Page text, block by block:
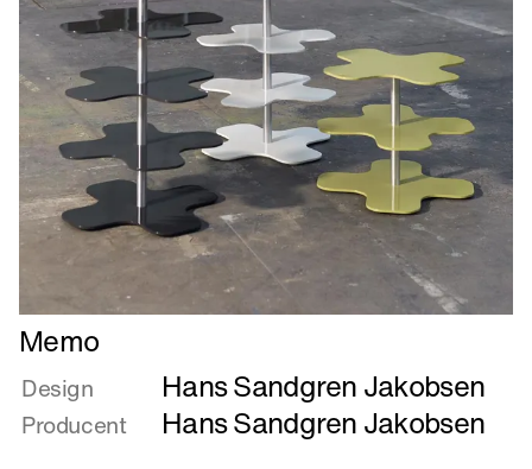
Læs
mere
om
Memo
Memo
Design Hans Sandgren Jakobsen
Producent Hans Sandgren Jakobsen